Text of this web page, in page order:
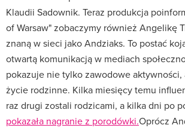
Klaudii Sadownik. Teraz produkcja
of Warsaw" zobaczymy również Angelikę
znaną w sieci jako Andziaks. To postać
otwartą komunikacją w mediach
pokazuje nie tylko zawodowe
życie rodzinne. Kilka miesięcy temu
raz drugi zostali rodzicami, a kilka dni po
pokazała nagranie z porodówki.Oprócz